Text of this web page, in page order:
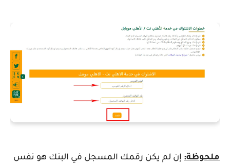
ملحوظة: إن لم يكن رقمك المسجل في البنك هو نفس